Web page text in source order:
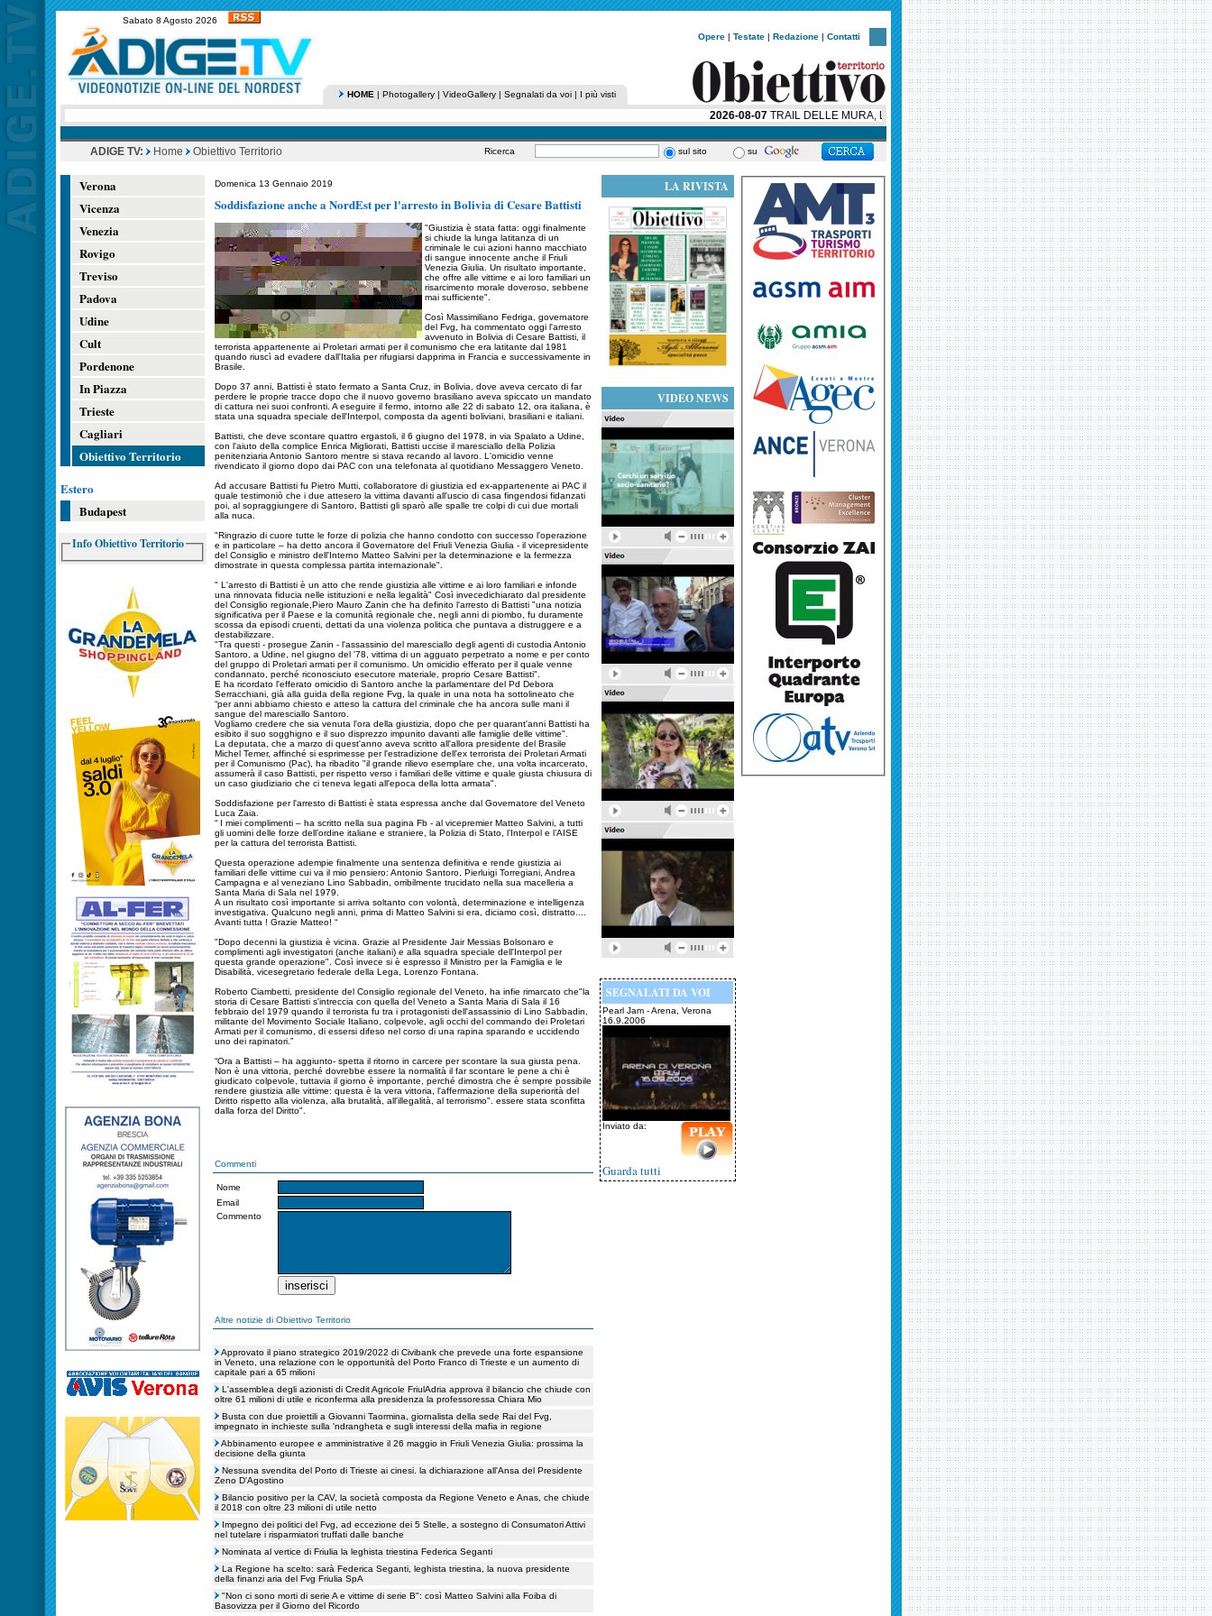
Sabato 8 Agosto 2026
Opere | Testate | Redazione | Contatti
HOME | Photogallery | VideoGallery | Segnalati da voi | I più visti
2026-08-07TRAIL DELLE MURA, LA NOTTE VERONESE CORRE CON UN NUOVO CUORE SOLIDALE
ADIGE TV: Home Obiettivo Territorio Ricerca sul sito su
Verona
Vicenza
Venezia
Rovigo
Treviso
Padova
Udine
Cult
Pordenone
In Piazza
Trieste
Cagliari
Obiettivo Territorio
Estero
Budapest
Info Obiettivo Territorio
Domenica 13 Gennaio 2019
Soddisfazione anche a NordEst per l'arresto in Bolivia di Cesare Battisti
"Giustizia è stata fatta: oggi finalmente
si chiude la lunga latitanza di un
criminale le cui azioni hanno macchiato
di sangue innocente anche il Friuli
Venezia Giulia. Un risultato importante,
che offre alle vittime e ai loro familiari un
risarcimento morale doveroso, sebbene
mai sufficiente".
Così Massimiliano Fedriga, governatore
del Fvg, ha commentato oggi l'arresto
avvenuto in Bolivia di Cesare Battisti, il
terrorista appartenente ai Proletari armati per il comunismo che era latitante dal 1981
quando riuscì ad evadere dall'Italia per rifugiarsi dapprima in Francia e successivamente in
Brasile.
Dopo 37 anni, Battisti è stato fermato a Santa Cruz, in Bolivia, dove aveva cercato di far
perdere le proprie tracce dopo che il nuovo governo brasiliano aveva spiccato un mandato
di cattura nei suoi confronti. A eseguire il fermo, intorno alle 22 di sabato 12, ora italiana, è
stata una squadra speciale dell'Interpol, composta da agenti boliviani, brasiliani e italiani.
Battisti, che deve scontare quattro ergastoli, il 6 giugno del 1978, in via Spalato a Udine,
con l'aiuto della complice Enrica Migliorati, Battisti uccise il maresciallo della Polizia
penitenziaria Antonio Santoro mentre si stava recando al lavoro. L'omicidio venne
rivendicato il giorno dopo dai PAC con una telefonata al quotidiano Messaggero Veneto.
Ad accusare Battisti fu Pietro Mutti, collaboratore di giustizia ed ex-appartenente ai PAC il
quale testimoniò che i due attesero la vittima davanti all'uscio di casa fingendosi fidanzati
poi, al sopraggiungere di Santoro, Battisti gli sparò alle spalle tre colpi di cui due mortali
alla nuca.
"Ringrazio di cuore tutte le forze di polizia che hanno condotto con successo l'operazione
e in particolare – ha detto ancora il Governatore del Friuli Venezia Giulia - il vicepresidente
del Consiglio e ministro dell'Interno Matteo Salvini per la determinazione e la fermezza
dimostrate in questa complessa partita internazionale".
" L'arresto di Battisti è un atto che rende giustizia alle vittime e ai loro familiari e infonde
una rinnovata fiducia nelle istituzioni e nella legalità" Così invecedichiarato dal presidente
del Consiglio regionale,Piero Mauro Zanin che ha definito l'arresto di Battisti "una notizia
significativa per il Paese e la comunità regionale che, negli anni di piombo, fu duramente
scossa da episodi cruenti, dettati da una violenza politica che puntava a distruggere e a
destabilizzare.
"Tra questi - prosegue Zanin - l'assassinio del maresciallo degli agenti di custodia Antonio
Santoro, a Udine, nel giugno del '78, vittima di un agguato perpetrato a nome e per conto
del gruppo di Proletari armati per il comunismo. Un omicidio efferato per il quale venne
condannato, perché riconosciuto esecutore materiale, proprio Cesare Battisti".
E ha ricordato l'efferato omicidio di Santoro anche la parlamentare del Pd Debora
Serracchiani, già alla guida della regione Fvg, la quale in una nota ha sottolineato che
“per anni abbiamo chiesto e atteso la cattura del criminale che ha ancora sulle mani il
sangue del maresciallo Santoro.
Vogliamo credere che sia venuta l'ora della giustizia, dopo che per quarant'anni Battisti ha
esibito il suo sogghigno e il suo disprezzo impunito davanti alle famiglie delle vittime".
La deputata, che a marzo di quest'anno aveva scritto all'allora presidente del Brasile
Michel Temer, affinché si esprimesse per l'estradizione dell'ex terrorista dei Proletari Armati
per il Comunismo (Pac), ha ribadito "il grande rilievo esemplare che, una volta incarcerato,
assumerà il caso Battisti, per rispetto verso i familiari delle vittime e quale giusta chiusura di
un caso giudiziario che ci teneva legati all'epoca della lotta armata".
Soddisfazione per l'arresto di Battisti è stata espressa anche dal Governatore del Veneto
Luca Zaia.
“ I miei complimenti – ha scritto nella sua pagina Fb - al vicepremier Matteo Salvini, a tutti
gli uomini delle forze dell’ordine italiane e straniere, la Polizia di Stato, l’Interpol e l’AISE
per la cattura del terrorista Battisti.
Questa operazione adempie finalmente una sentenza definitiva e rende giustizia ai
familiari delle vittime cui va il mio pensiero: Antonio Santoro, Pierluigi Torregiani, Andrea
Campagna e al veneziano Lino Sabbadin, orribilmente trucidato nella sua macelleria a
Santa Maria di Sala nel 1979.
A un risultato così importante si arriva soltanto con volontà, determinazione e intelligenza
investigativa. Qualcuno negli anni, prima di Matteo Salvini si era, diciamo così, distratto....
Avanti tutta ! Grazie Matteo! “
"Dopo decenni la giustizia è vicina. Grazie al Presidente Jair Messias Bolsonaro e
complimenti agli investigatori (anche italiani) e alla squadra speciale dell'Interpol per
questa grande operazione". Così invece si è espresso il Ministro per la Famiglia e le
Disabilità, vicesegretario federale della Lega, Lorenzo Fontana.
Roberto Ciambetti, presidente del Consiglio regionale del Veneto, ha infie rimarcato che"la
storia di Cesare Battisti s'intreccia con quella del Veneto a Santa Maria di Sala il 16
febbraio del 1979 quando il terrorista fu tra i protagonisti dell'assassinio di Lino Sabbadin,
militante del Movimento Sociale Italiano, colpevole, agli occhi del commando dei Proletari
Armati per il comunismo, di essersi difeso nel corso di una rapina sparando e uccidendo
uno dei rapinatori.”
“Ora a Battisti – ha aggiunto- spetta il ritorno in carcere per scontare la sua giusta pena.
Non è una vittoria, perché dovrebbe essere la normalità il far scontare le pene a chi è
giudicato colpevole, tuttavia il giorno è importante, perché dimostra che è sempre possibile
rendere giustizia alle vittime: questa è la vera vittoria, l'affermazione della superiorità del
Diritto rispetto alla violenza, alla brutalità, all'illegalità, al terrorismo". essere stata sconfitta
dalla forza del Diritto".
Commenti
Nome
Email
Commento
Altre notizie di Obiettivo Territorio
Approvato il piano strategico 2019/2022 di Civibank che prevede una forte espansione
in Veneto, una relazione con le opportunità del Porto Franco di Trieste e un aumento di
capitale pari a 65 milioni
L'assemblea degli azionisti di Credit Agricole FriulAdria approva il bilancio che chiude con
oltre 61 milioni di utile e riconferma alla presidenza la professoressa Chiara Mio
Busta con due proiettili a Giovanni Taormina, giornalista della sede Rai del Fvg,
impegnato in inchieste sulla 'ndrangheta e sugli interessi della mafia in regione
Abbinamento europee e amministrative il 26 maggio in Friuli Venezia Giulia: prossima la
decisione della giunta
Nessuna svendita del Porto di Trieste ai cinesi. la dichiarazione all'Ansa del Presidente
Zeno D'Agostino
Bilancio positivo per la CAV, la società composta da Regione Veneto e Anas, che chiude
il 2018 con oltre 23 milioni di utile netto
Impegno dei politici del Fvg, ad eccezione dei 5 Stelle, a sostegno di Consumatori Attivi
nel tutelare i risparmiatori truffati dalle banche
Nominata al vertice di Friulia la leghista triestina Federica Seganti
La Regione ha scelto: sarà Federica Seganti, leghista triestina, la nuova presidente
della finanzi aria del Fvg Friulia SpA
"Non ci sono morti di serie A e vittime di serie B": così Matteo Salvini alla Foiba di
Basovizza per il Giorno del Ricordo
LA RIVISTA
VIDEO NEWS
SEGNALATI DA VOI
Pearl Jam - Arena, Verona
16.9.2006
Inviato da:
Guarda tutti